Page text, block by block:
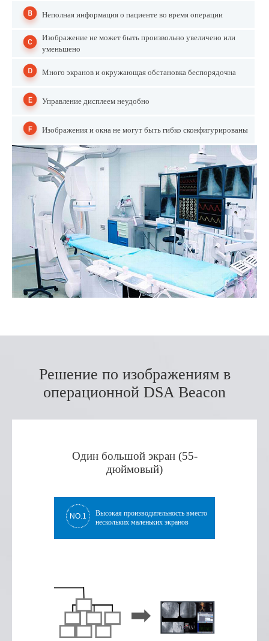
Неполная информация о пациенте во время операции
Изображение не может быть произвольно увеличено или
уменьшено
Много экранов и окружающая обстановка беспорядочна
Управление дисплеем неудобно
Изображения и окна не могут быть гибко сконфигурированы
Решение по изображениям в
операционной DSA Beacon
Один большой экран (55-
дюймовый)
NO.1
Высокая производительность вместо
нескольких маленьких экранов